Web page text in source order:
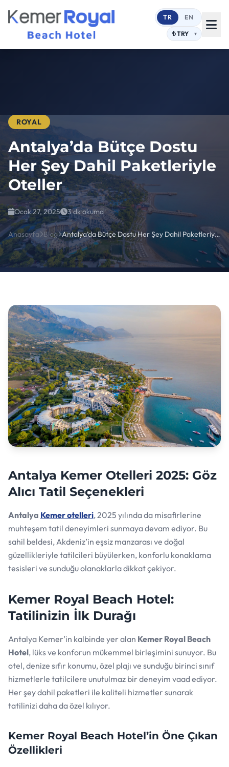
TR EN
ROYAL
Antalya’da Bütçe Dostu
Her Şey Dahil Paketleriyle
Oteller
Ocak 27, 2025 3 dk okuma
Anasayfa Blog Antalya’da Bütçe Dostu Her Şey Dahil Paketleriyle Oteller
Antalya Kemer Otelleri 2025: Göz
Alıcı Tatil Seçenekleri
Antalya Kemer otelleri, 2025 yılında da misafirlerine
muhteşem tatil deneyimleri sunmaya devam ediyor. Bu
sahil beldesi, Akdeniz’in eşsiz manzarası ve doğal
güzellikleriyle tatilcileri büyülerken, konforlu konaklama
tesisleri ve sunduğu olanaklarla dikkat çekiyor.
Kemer Royal Beach Hotel:
Tatilinizin İlk Durağı
Antalya Kemer’in kalbinde yer alan Kemer Royal Beach
Hotel, lüks ve konforun mükemmel birleşimini sunuyor. Bu
otel, denize sıfır konumu, özel plajı ve sunduğu birinci sınıf
hizmetlerle tatilcilere unutulmaz bir deneyim vaad ediyor.
Her şey dahil paketleri ile kaliteli hizmetler sunarak
tatilinizi daha da özel kılıyor.
Kemer Royal Beach Hotel’in Öne Çıkan
Özellikleri